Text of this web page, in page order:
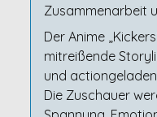
Zusammenarbeit
Der Anime
mitreißende
und
Die Zuschauer